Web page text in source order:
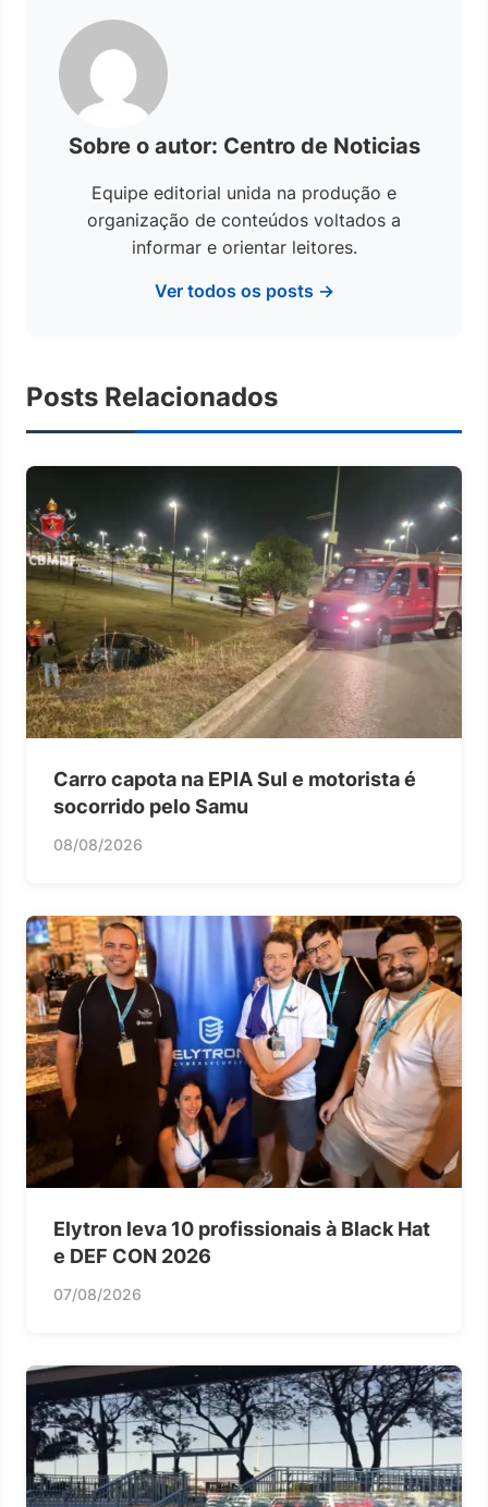
Sobre o autor: Centro de Noticias
Equipe editorial unida na produção e
organização de conteúdos voltados a
informar e orientar leitores.
Ver todos os posts →
Posts Relacionados
Carro capota na EPIA Sul e motorista é
socorrido pelo Samu
08/08/2026
Elytron leva 10 profissionais à Black Hat
e DEF CON 2026
07/08/2026